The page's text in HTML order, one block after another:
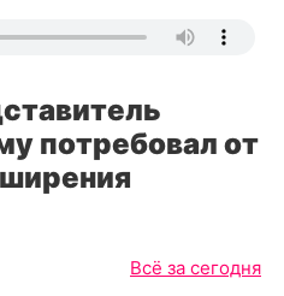
потребовал от
Всё за сегодня